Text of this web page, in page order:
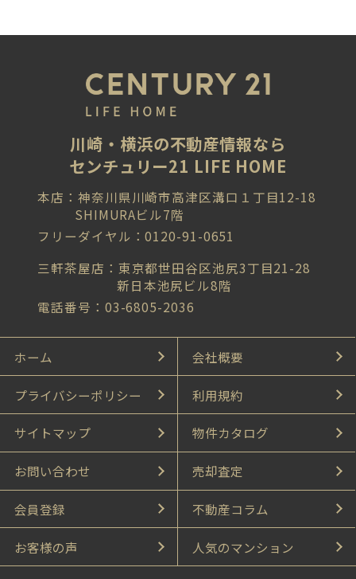
川崎・横浜の不動産情報なら
センチュリー21 LIFE HOME
本店：神奈川県川崎市高津区溝口１丁目12-18
SHIMURAビル7階
フリーダイヤル：0120-91-0651
三軒茶屋店：東京都世田谷区池尻3丁目21-28
新日本池尻ビル8階
電話番号：03-6805-2036
ホーム 会社概要
プライバシーポリシー 利用規約
サイトマップ 物件カタログ
お問い合わせ 売却査定
会員登録 不動産コラム
お客様の声 人気のマンション